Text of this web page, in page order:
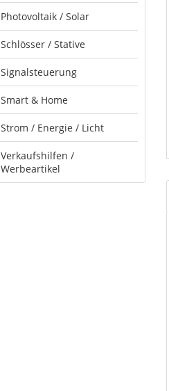
Photovoltaik / Solar
Schlösser / Stative
Signalsteuerung
Smart & Home
Strom / Energie / Licht
Verkaufshilfen /
Werbeartikel